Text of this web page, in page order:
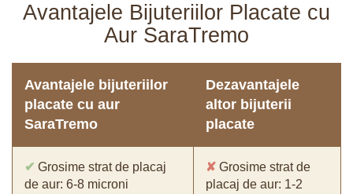
Avantajele Bijuteriilor Placate cu
Aur SaraTremo
Avantajele bijuteriilor
placate cu aur
SaraTremo
Dezavantajele
altor bijuterii
placate
✔ Grosime strat de placaj
de aur: 6-8 microni
✘ Grosime strat de
placaj de aur: 1-2